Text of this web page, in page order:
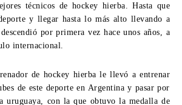
técnicos de hockey hierba
Hasta que
y llegar hasta lo más alto llevando a
por primera vez hace unos años
a
internacional
de hockey hierba le llevó a entrenar
de este deporte en Argentina y pasar por
uruguaya
con la que obtuvo la medalla de